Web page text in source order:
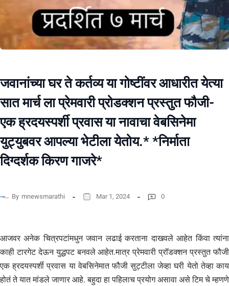
जवानांच्या घर ते कर्तव्य या गोष्टींवर आधारीत येत्या
सात मार्च ला प्रेमवारी प्रोडक्शन प्रस्तुत फौजी-
एक ह्रदयस्पर्शी प्रवास या नावाचा वेबसिनेमा
युट्युबवर आपल्या भेटीला येतोय.* *निर्माता
दिग्दर्शक किरण गाजरे*
By mnewsmarathi Mar 1, 2024 0
आजवर अनेक चित्रपटांमधुन जवान लढाई करताना दाखवले आहेत किंवा त्यांना
काही टारगेट देऊन युद्धपट बनवले आहेत.मात्र प्रेमवारी प्रॉडक्शन प्रस्तुत फौजी
एक ह्रदयस्पर्शी प्रवास या वेबसिनेमात फौजी सुट्टीला जेव्हा घरी येतो तेव्हा काय
होतं ते यात मांडले जाणार आहे. बहुदा हा पहिलाच प्रयोग असावा असे टिम चे म्हणणे